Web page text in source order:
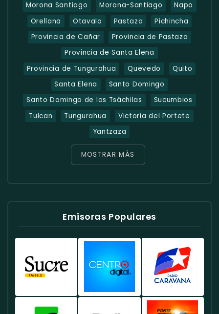
Morona Santiago
Morona-Santiago
Napo
Orellana
Otavalo Pastaza
Pichincha
Provincia de Cañar
Provincia de Pastaza
Provincia de Santa Elena
Provincia de Tungurahua
Quevedo
Quito
Santa Elena
Santo Domingo
Santo Domingo de los Tsáchilas
Sucumbios
Tulcan
Tungurahua
Victoria del Portete
Yantzaza
MOSTRAR MÁS
Emisoras Populares
Radio
Sucre
Radio
Radio
Caravana